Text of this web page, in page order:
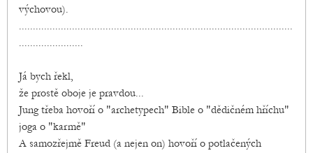
výchovou).
..................................................................................................
.......................
Já bych řekl,
že prostě oboje je pravdou...
Jung třeba hovoří o "archetypech" Bible o "dědičném hříchu"
joga o "karmě"
A samozřejmě Freud (a nejen on) hovoří o potlačených